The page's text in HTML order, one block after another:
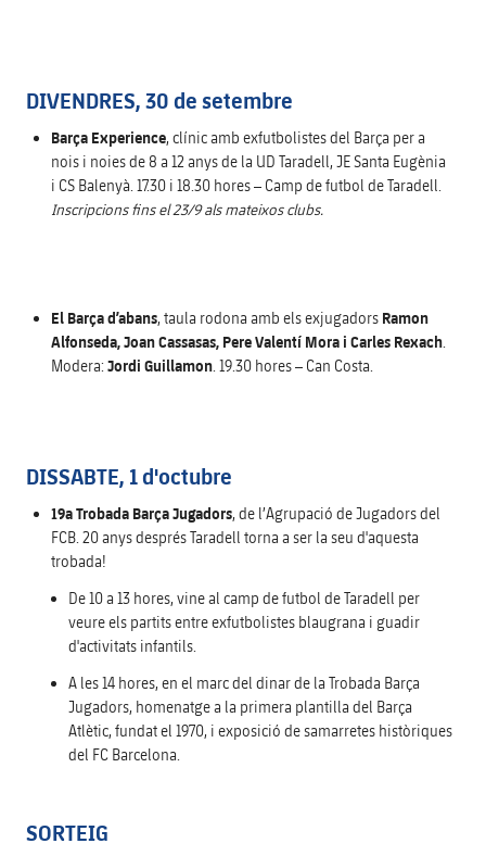
DIVENDRES, 30 de setembre
Barça Experience, clínic amb exfutbolistes del Barça per a
nois i noies de 8 a 12 anys de la UD Taradell, JE Santa Eugènia
i CS Balenyà. 17.30 i 18.30 hores – Camp de futbol de Taradell.
Inscripcions fins el 23/9 als mateixos clubs.
El Barça d’abans, taula rodona amb els exjugadors Ramon
Alfonseda, Joan Cassasas, Pere Valentí Mora i Carles Rexach
Modera:Jordi Guillamon . 19.30 hores – Can Costa.
DISSABTE, 1 d'octubre
19a Trobada Barça Jugadors, de l’Agrupació de Jugadors del
FCB. 20 anys després Taradell torna a ser la seu d'aquesta
trobada!
De 10 a 13 hores, vine al camp de futbol de Taradell per
veure els partits entre exfutbolistes blaugrana i guadir
d'activitats infantils.
A les 14 hores, en el marc del dinar de la Trobada Barça
Jugadors, homenatge a la primera plantilla del Barça
Atlètic, fundat el 1970, i exposició de samarretes històriques
del FC Barcelona.
SORTEIG